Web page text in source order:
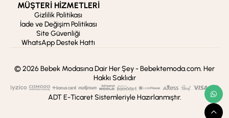
MÜŞTERİ HİZMETLERİ
Gizlilik Politikası
İade ve Değişim Politikası
Site Güvenliği
WhatsApp Destek Hattı
© 2026 Bebek Modasına Dair Her Şey - Bebektemoda.com. Her
Hakkı Saklıdır
ADT E-Ticaret Sistemleriyle Hazırlanmıştır.